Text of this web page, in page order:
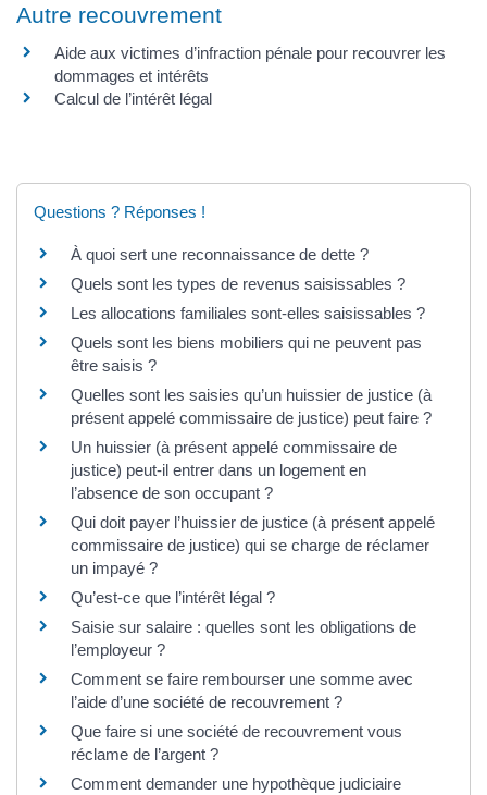
Autre recouvrement
Aide aux victimes d’infraction pénale pour recouvrer les
dommages et intérêts
Calcul de l’intérêt légal
Questions ? Réponses !
À quoi sert une reconnaissance de dette ?
Quels sont les types de revenus saisissables ?
Les allocations familiales sont-elles saisissables ?
Quels sont les biens mobiliers qui ne peuvent pas
être saisis ?
Quelles sont les saisies qu’un huissier de justice (à
présent appelé commissaire de justice) peut faire ?
Un huissier (à présent appelé commissaire de
justice) peut-il entrer dans un logement en
l’absence de son occupant ?
Qui doit payer l’huissier de justice (à présent appelé
commissaire de justice) qui se charge de réclamer
un impayé ?
Qu’est-ce que l’intérêt légal ?
Saisie sur salaire : quelles sont les obligations de
l’employeur ?
Comment se faire rembourser une somme avec
l’aide d’une société de recouvrement ?
Que faire si une société de recouvrement vous
réclame de l’argent ?
Comment demander une hypothèque judiciaire